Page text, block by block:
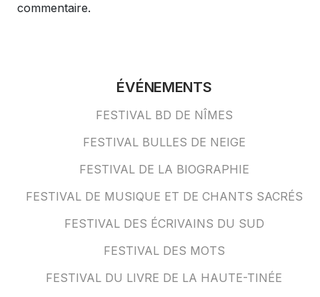
commentaire.
ÉVÉNEMENTS
FESTIVAL BD DE NÎMES
FESTIVAL BULLES DE NEIGE
FESTIVAL DE LA BIOGRAPHIE
FESTIVAL DE MUSIQUE ET DE CHANTS SACRÉS
FESTIVAL DES ÉCRIVAINS DU SUD
FESTIVAL DES MOTS
FESTIVAL DU LIVRE DE LA HAUTE-TINÉE